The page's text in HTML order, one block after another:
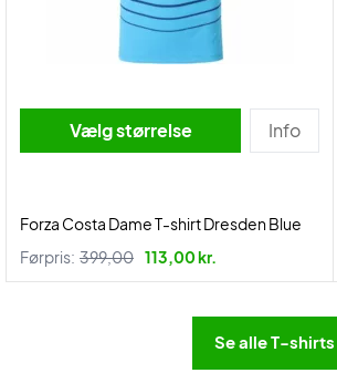
Vælg størrelse Info
Forza Costa Dame T-shirt Dresden Blue
Førpris: 399,00 113,00 kr.
Se alle T-